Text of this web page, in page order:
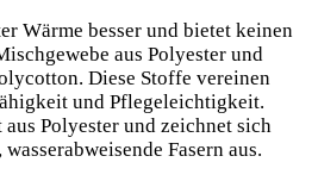
Wärme besser und bietet keinen
aus Polyester und
Diese Stoffe vereinen
und Pflegeleichtigkeit.
Polyester und zeichnet sich
Fasern aus.